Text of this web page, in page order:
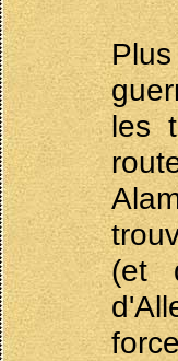
les
(et